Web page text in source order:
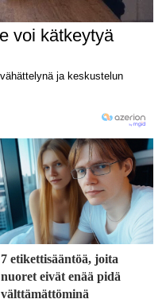
7 etikettisääntöä, joita
nuoret eivät enää pidä
välttämättöminä